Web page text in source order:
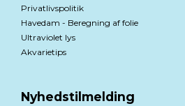
Privatlivspolitik
Havedam - Beregning af folie
Ultraviolet lys
Akvarietips
Nyhedstilmelding